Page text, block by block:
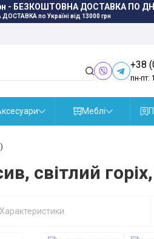
- БЕЗКОШТОВНА ДОСТАВКА ПО
ДОСТАВКАпо Україні від 13000 грн
+38
пн-пт:
Меблі
світлий
Характеристики